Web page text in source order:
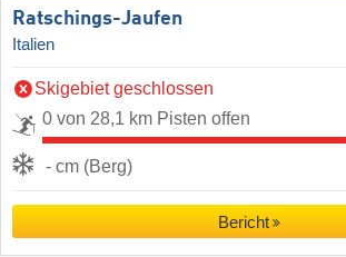
Ratschings-Jaufen
Italien
Skigebiet geschlossen
0 von 28,1 km Pisten offen
- cm (Berg)
Bericht